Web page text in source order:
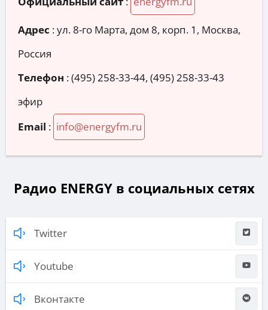
Адрес :ул. 8-го Марта, дом 8, корп. 1, Москва,
Россия
Телефон :(495) 258-33-44, (495) 258-33-43
эфир
Email : info@energyfm.ru
Радио ENERGY в социальных сетях
Twitter
Youtube
Вконтакте